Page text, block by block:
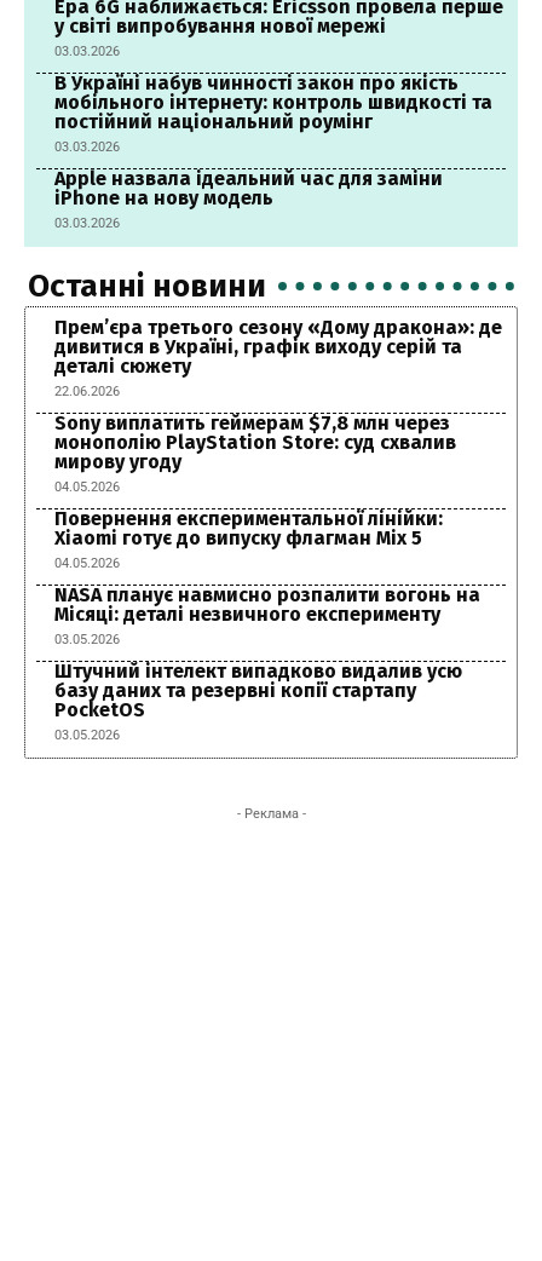
Ера 6G наближається: Ericsson провела перше
у світі випробування нової мережі
03.03.2026
В Україні набув чинності закон про якість
мобільного інтернету: контроль швидкості та
постійний національний роумінг
03.03.2026
Apple назвала ідеальний час для заміни
iPhone на нову модель
03.03.2026
Останні новини
Прем’єра третього сезону «Дому дракона»: де
дивитися в Україні, графік виходу серій та
деталі сюжету
22.06.2026
Sony виплатить геймерам $7,8 млн через
монополію PlayStation Store: суд схвалив
мирову угоду
04.05.2026
Повернення експериментальної лінійки:
Xiaomi готує до випуску флагман Mix 5
04.05.2026
NASA планує навмисно розпалити вогонь на
Місяці: деталі незвичного експерименту
03.05.2026
Штучний інтелект випадково видалив усю
базу даних та резервні копії стартапу
PocketOS
03.05.2026
- Реклама -